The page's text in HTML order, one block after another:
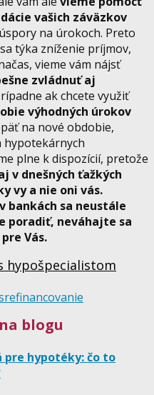
vašich záväzkov
na úrokoch. Preto
týka zníženie príjmov,
vieme vám nájsť
zvládnuť aj
ak chcete využiť
výhodných úrokov
na nové obdobie,
hypotekárnych
plne k dispozícií, pretože
v dnešných ťažkých
vy a nie oni vás.
bankách sa neustále
poradiť, neváhajte sa
Vás.
hypošpecialistom
refinancovanie
blogu
pre hypotéky: čo to